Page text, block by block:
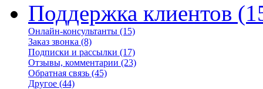
Поддержка клиентов
Онлайн-консультанты (15)
Заказ звонка (8)
Подписки и рассылки (17)
Отзывы, комментарии (23)
Обратная связь (45)
Другое (44)